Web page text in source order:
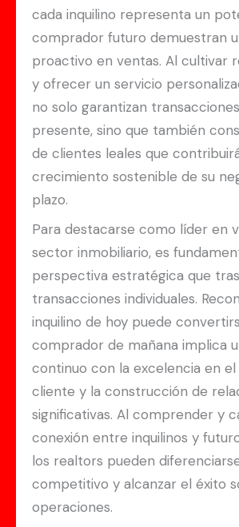
cada inquilino representa un
comprador futuro demuestran
proactivo en ventas. Al cultivar
y ofrecer un servicio
no solo garantizan
presente, sino que también
de clientes leales que
crecimiento sostenible de su
plazo.
Para destacarse como líder en
sector inmobiliario, es
perspectiva estratégica que
transacciones individuales.
inquilino de hoy puede
comprador de mañana implica
continuo con la excelencia en el
cliente y la construcción de
significativas. Al comprender y
conexión entre inquilinos y
los realtors pueden
competitivo y alcanzar el éxito
operaciones.